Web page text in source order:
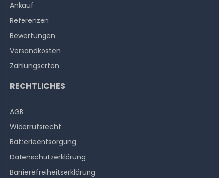
Ankauf
Referenzen
Bewertungen
Versandkosten
Zahlungsarten
RECHTLICHES
AGB
Widerrufs­recht
Batterieentsorgung
Datenschutzerklärung
Barrierefreiheitserklärung